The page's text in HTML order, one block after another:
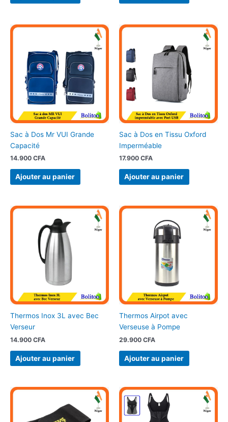
Sac à Dos Mr VUI Grande
Capacité
14.900 CFA
Ajouter au panier
Sac à Dos en Tissu Oxford
Imperméable
17.900 CFA
Ajouter au panier
Thermos Inox 3L avec Bec
Verseur
14.900 CFA
Ajouter au panier
Thermos Airpot avec
Verseuse à Pompe
29.900 CFA
Ajouter au panier